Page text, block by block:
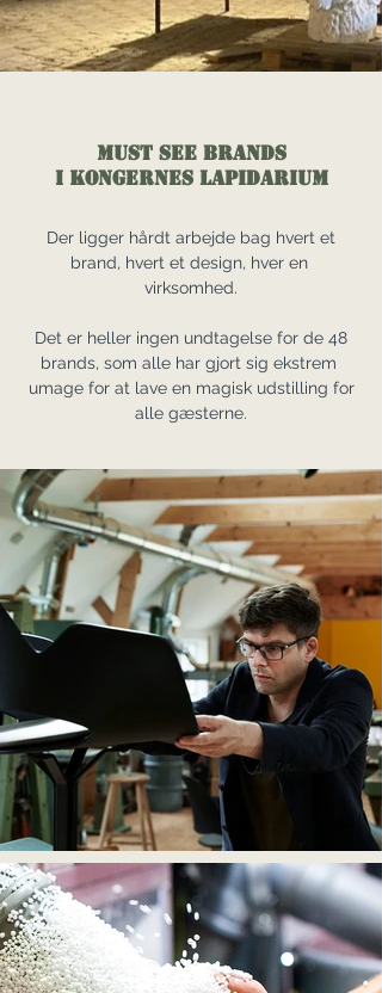
MUST SEE BRANDS
I KONGERNES LAPIDARIUM
Der ligger hårdt arbejde bag hvert et
brand, hvert et design, hver en
virksomhed.
Det er heller ingen undtagelse for de 48
brands, som alle har gjort sig ekstrem
umage for at lave en magisk udstilling for
alle gæsterne.